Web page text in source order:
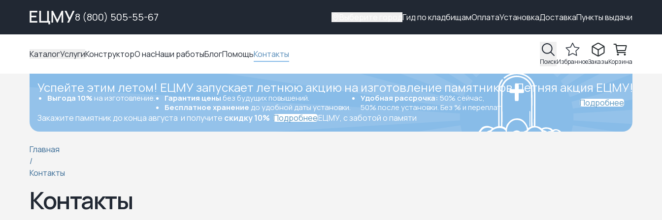
8 (800) 505-55-67 Гид по кладбищамОплатаУстановкаДоставкаПункты выдачи
КаталогУслугиКонструкторО насНаши работыБлогПомощьКонтакты
ПоискИзбранноеЗаказыКорзина
Успейте этим летом! ЕЦМУ запускает летнюю акцию на изготовление памятников.Летняя акция ЕЦМУ!
Выгода 10% на изготовление. Гарантия цены без будущих повышений.
Бесплатное хранение до удобной даты установки.
Удобная рассрочка: 50% сейчас,
50% после установки. Без % и переплат.
Закажите памятник до конца августа и получите скидку 10% ПодробнееЕЦМУ, с заботой о памяти
Подробнее
Главная
/
Контакты
Контакты